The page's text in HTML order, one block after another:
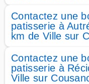
Contactez une
patisserie à
km de Ville sur
Contactez une
patisserie à
Ville sur